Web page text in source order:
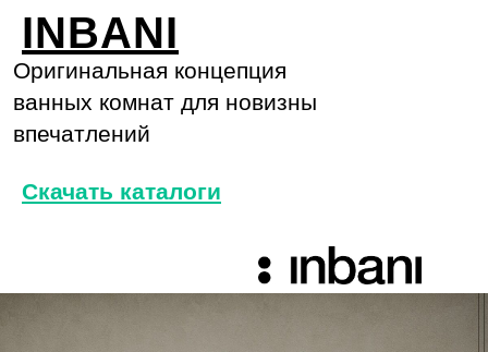
INBANI
Оригинальная концепция
ванных комнат для новизны
впечатлений
Скачать каталоги